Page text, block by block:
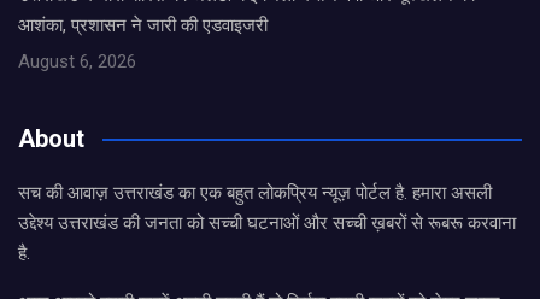
आशंका, प्रशासन ने जारी की एडवाइजरी
August 6, 2026
About
सच की आवाज़ उत्तराखंड का एक बहुत लोकप्रिय न्यूज़ पोर्टल है. हमारा असली
उद्देश्य उत्तराखंड की जनता को सच्ची घटनाओं और सच्ची ख़बरों से रूबरू करवाना
है.